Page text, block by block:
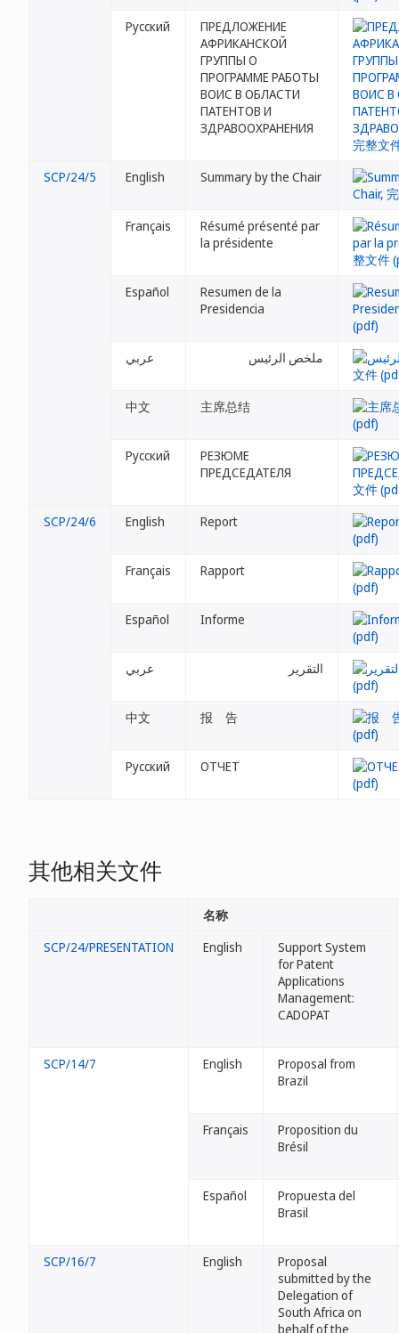
Русский
ПРЕДЛОЖЕНИЕ
АФРИКАНСКОЙ
ГРУППЫ О
ПРОГРАММЕ РАБОТЫ
ВОИС В ОБЛАСТИ
ПАТЕНТОВ И
ЗДРАВООХРАНЕНИЯ
SCP/24/5 English Summary by the Chair
Français
Résumé présenté par
la présidente
Español
Resumen de la
Presidencia
عربي ملخص الرئيس
中文 主席总结
Русский
РЕЗЮМЕ
ПРЕДСЕДАТЕЛЯ
SCP/24/6 English Report
Français Rapport
Español Informe
عربي التقرير
中文 报 告
Русский ОТЧЕТ
其他相关文件
名称
SCP/24/PRESENTATION
English
Support System
for Patent
Applications
Management:
CADOPAT
SCP/14/7 English
Proposal from
Brazil
Français
Proposition du
Brésil
Español
Propuesta del
Brasil
SCP/16/7 English
Proposal
submitted by the
Delegation of
South Africa on
behalf of the